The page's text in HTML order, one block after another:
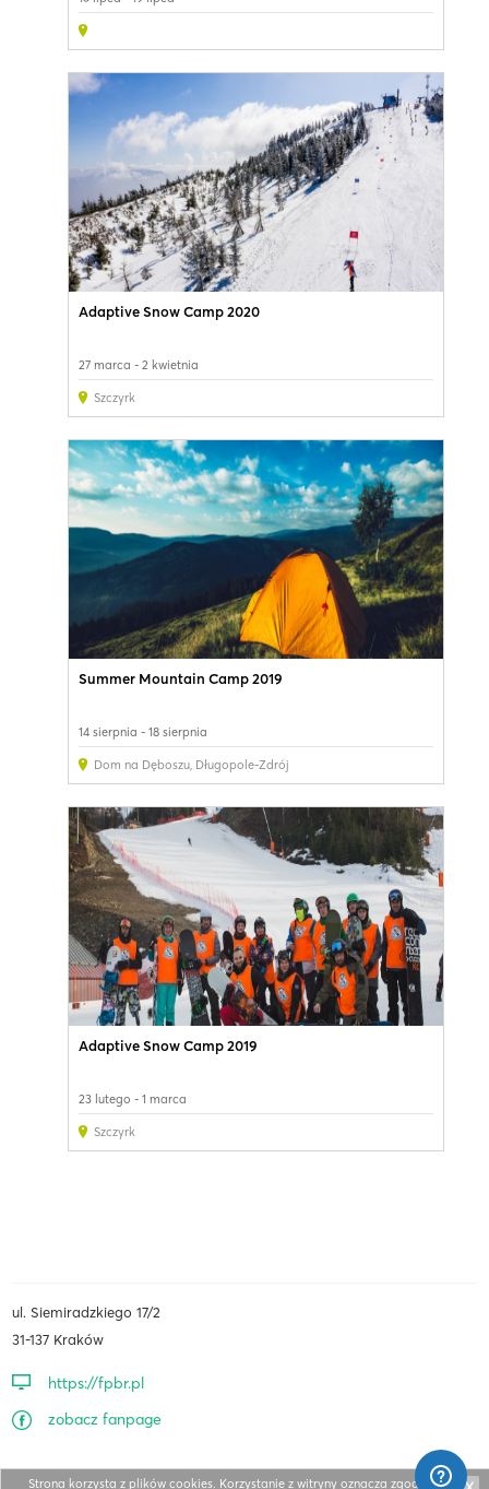
Adaptive Snow Camp 2020
27 marca - 2 kwietnia
Szczyrk
Summer Mountain Camp 2019
14 sierpnia - 18 sierpnia
Dom na Dęboszu, Długopole-Zdrój
Adaptive Snow Camp 2019
23 lutego - 1 marca
Szczyrk
ul. Siemiradzkiego 17/2
31-137 Kraków
https://fpbr.pl
zobacz fanpage
Strona korzysta z plików cookies. Korzystanie z witryny oznacza zgodę na ich